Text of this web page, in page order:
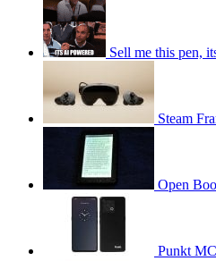
Sell me this pen,
Steam
Open
Punkt